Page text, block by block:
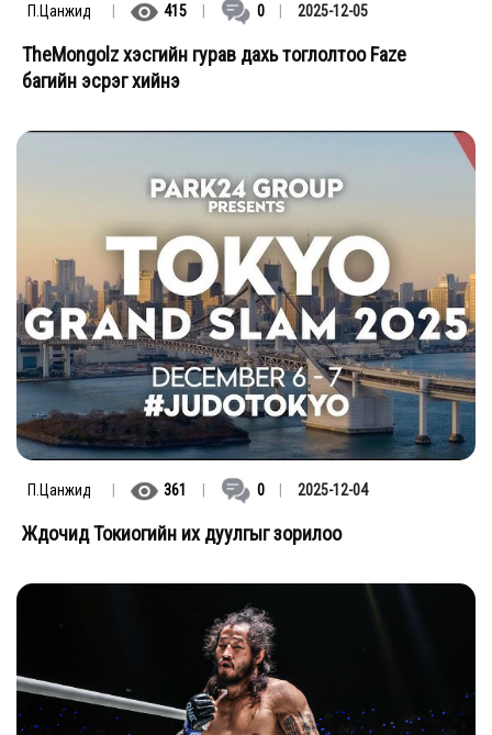
П.Цанжид 415 0 2025-12-05
TheMongolz хэсгийн гурав дахь тоглолтоо Faze
багийн эсрэг хийнэ
П.Цанжид 361 0 2025-12-04
Жүдочид Токиогийн их дуулгыг зорилоо